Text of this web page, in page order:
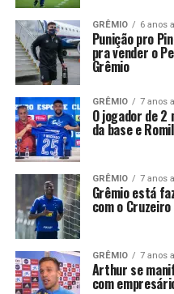
GRÊMIO 6 anos
Punição pro
pra vender o
Grêmio
GRÊMIO 7 anos
O jogador de 2
da base e
GRÊMIO 7 anos
Grêmio está
com o Cruzeiro
GRÊMIO 7 anos
Arthur se
com